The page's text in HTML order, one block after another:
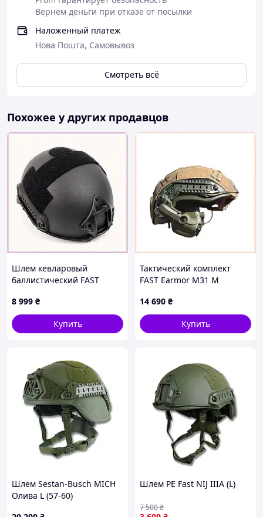
Вернем деньги при отказе от посылки
Наложенный платеж
Нова Пошта, Самовывоз
Смотреть всё
Похожее у других продавцов
Шлем кевларовый
баллистический FAST
P87657E46
8 999 ₴
Купить
Тактический комплект
FAST Earmor М31 M
895A76T38
14 690 ₴
Купить
Шлем Sestan-Busch MICH
Олива L (57-60)
Шлем PE Fast NIJ IIIA (L)
7 500₴